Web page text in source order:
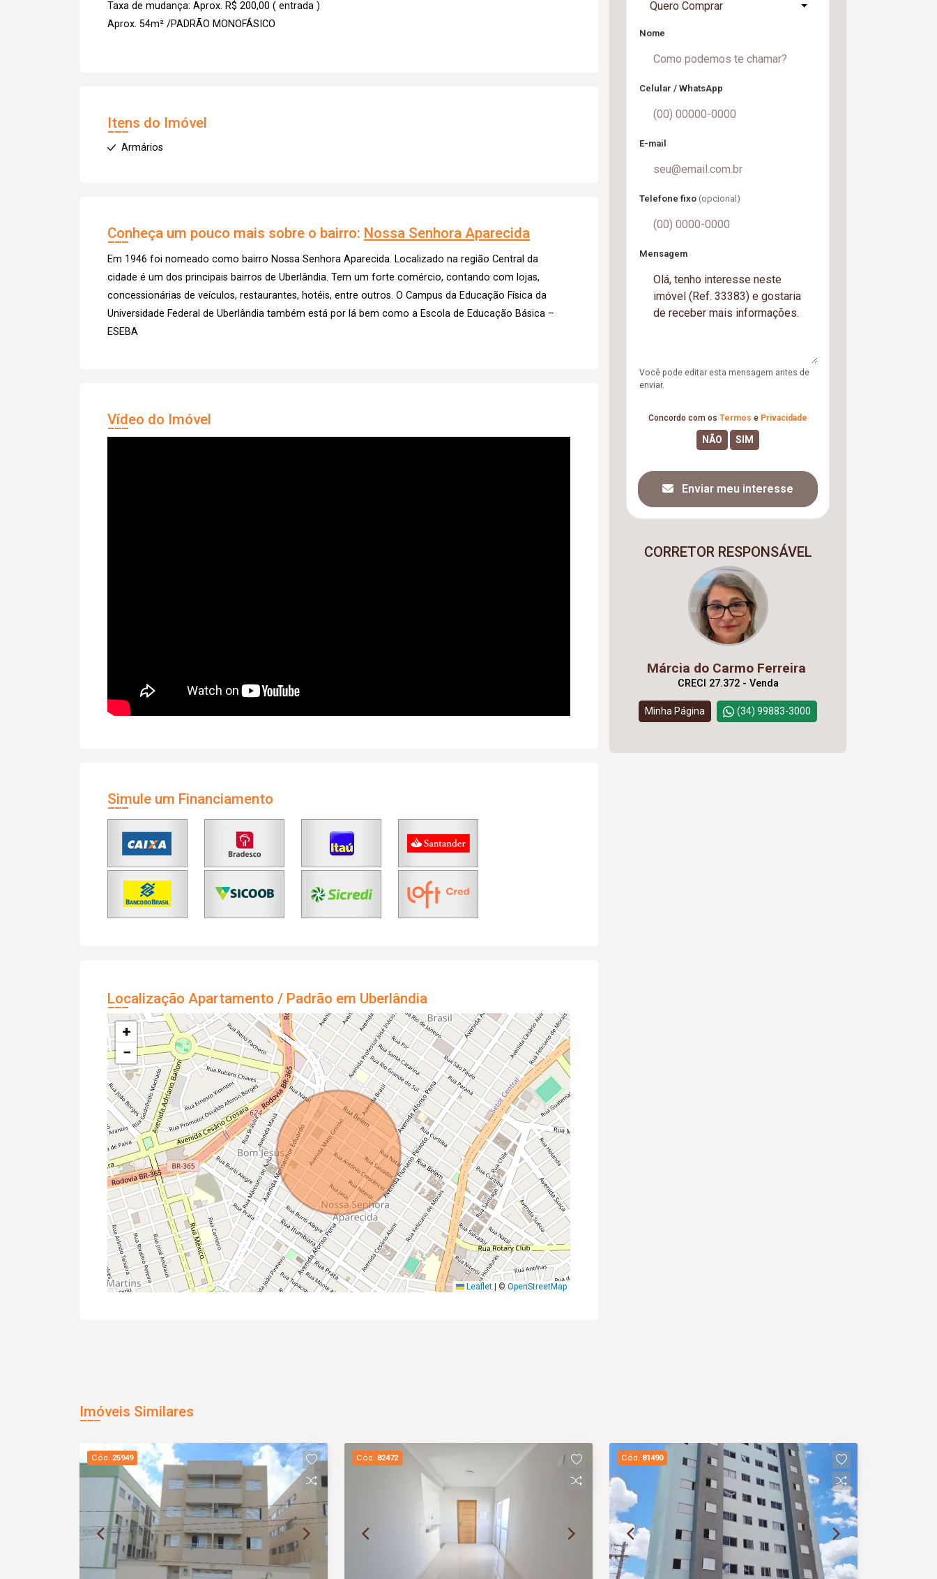
Taxa de mudança: Aprox. R$ 200,00 ( entrada )
Aprox. 54m² /PADRÃO MONOFÁSICO
Itens do Imóvel
Armários
Conheça um pouco mais sobre o bairro: Nossa Senhora Aparecida
Em 1946 foi nomeado como bairro Nossa Senhora Aparecida. Localizado na região Central da
cidade é um dos principais bairros de Uberlândia. Tem um forte comércio, contando com lojas,
concessionárias de veículos, restaurantes, hotéis, entre outros. O Campus da Educação Física da
Universidade Federal de Uberlândia também está por lá bem como a Escola de Educação Básica –
ESEBA
Vídeo do Imóvel
Simule um Financiamento
Localização Apartamento / Padrão em Uberlândia
+
−
Leaflet ©OpenStreetMap
Quero Comprar
Nome
Celular / WhatsApp
E-mail
Telefone fixo (opcional)
Mensagem
Você pode editar esta mensagem antes de
enviar.
Concordo com os Termos e Privacidade
Enviar meu interesse
CORRETOR RESPONSÁVEL
Márcia do Carmo Ferreira
CRECI 27.372 - Venda
Minha Página (34) 99883-3000
Imóveis Similares
Cód. 25949 Cód. 82472 Cód. 81490